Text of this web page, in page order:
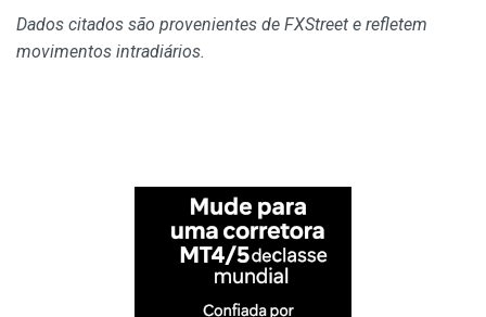
Dados citados são provenientes de FXStreet e refletem
movimentos intradiários.